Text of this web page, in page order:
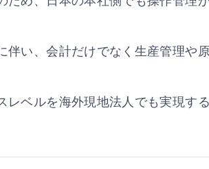
CO., LTD.は、2017年に経理業務の内
代行から自社経理への転換を実現し
寄与しています。また、日本人会計士
有もスムーズに行えるようになりまし
伴い、会計だけでなく生産管理や
レベルを海外現地法人でも実現す